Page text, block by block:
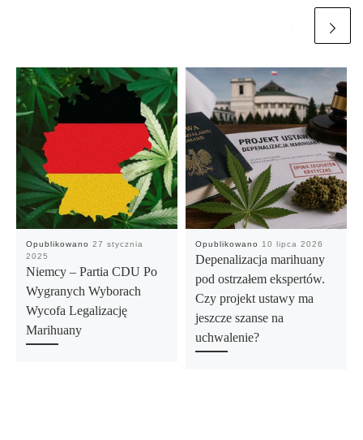
Opublikowano 27 stycznia
2025
Niemcy – Partia CDU Po
Wygranych Wyborach
Wycofa Legalizację
Marihuany
Opublikowano 10 lipca 2026
Depenalizacja marihuany
pod ostrzałem ekspertów.
Czy projekt ustawy ma
jeszcze szanse na
uchwalenie?